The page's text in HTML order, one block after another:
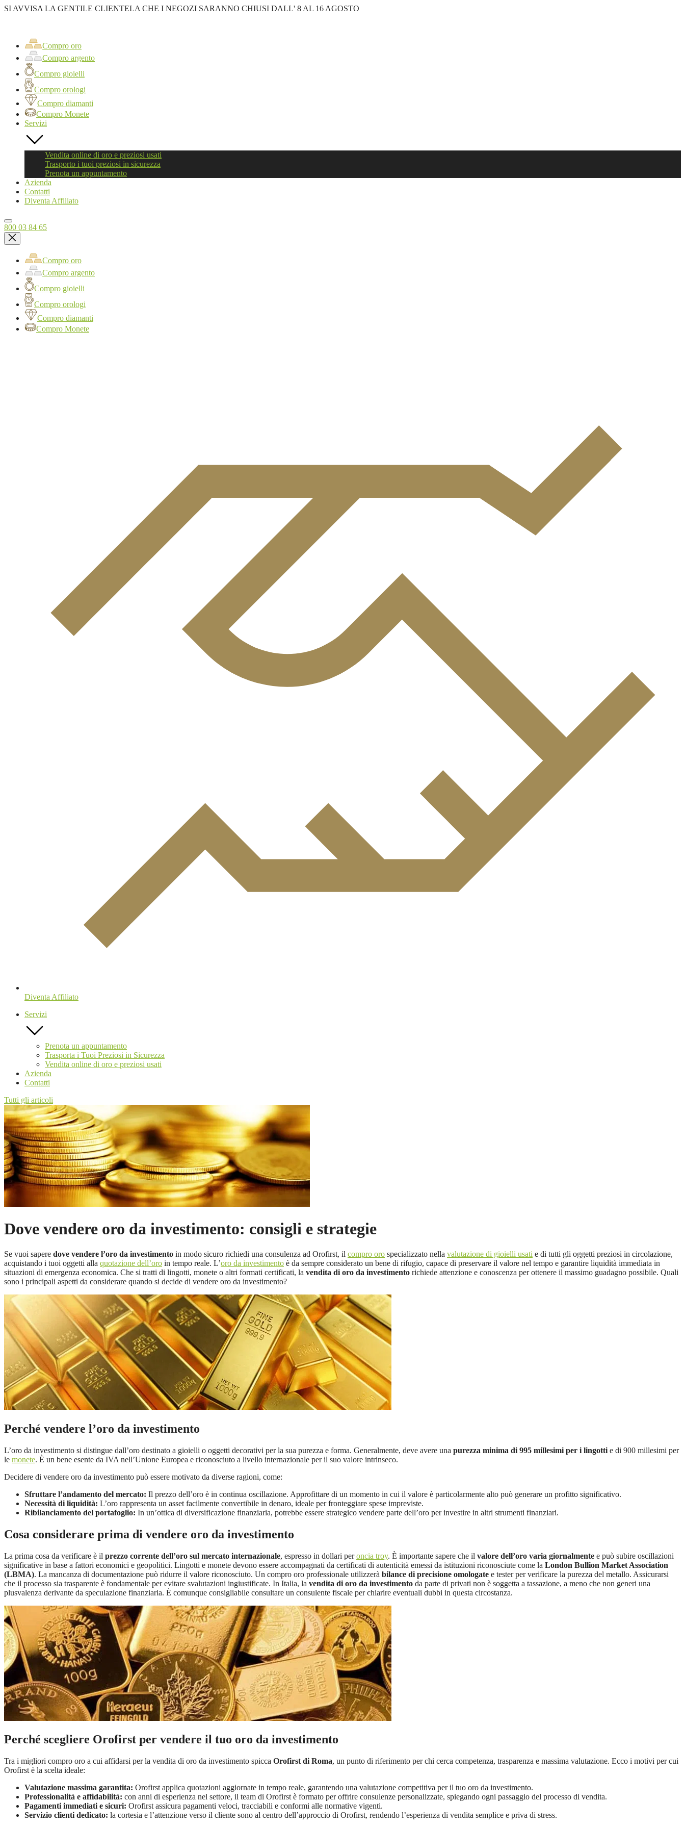
SI AVVISA LA GENTILE CLIENTELA CHE I NEGOZI SARANNO CHIUSI DALL' 8 AL 16 AGOSTO
Compro oro
Compro argento
Compro gioielli
Compro orologi
Compro diamanti
Compro Monete
Servizi
Vendita online di oro e preziosi usati
Trasporto i tuoi preziosi in sicurezza
Prenota un appuntamento
Azienda
Contatti
Diventa Affiliato
800 03 84 65
Compro oro
Compro argento
Compro gioielli
Compro orologi
Compro diamanti
Compro Monete
Diventa Affiliato
Servizi
Prenota un appuntamento
Trasporta i Tuoi Preziosi in Sicurezza
Vendita online di oro e preziosi usati
Azienda
Contatti
Tutti gli articoli
Dove vendere oro da investimento: consigli e strategie
Se vuoi sapere dove vendere l’oro da investimento in modo sicuro richiedi una consulenza ad Orofirst, il compro oro specializzato nella valutazione di gioielli usati e di tutti gli oggetti preziosi in circolazione,
acquistando i tuoi oggetti alla quotazione dell’oro in tempo reale. L’oro da investimento è da sempre considerato un bene di rifugio, capace di preservare il valore nel tempo e garantire liquidità immediata in
situazioni di emergenza economica. Che si tratti di lingotti, monete o altri formati certificati, la vendita di oro da investimento richiede attenzione e conoscenza per ottenere il massimo guadagno possibile. Quali
sono i principali aspetti da considerare quando si decide di vendere oro da investimento?
Perché vendere l’oro da investimento
L’oro da investimento si distingue dall’oro destinato a gioielli o oggetti decorativi per la sua purezza e forma. Generalmente, deve avere una purezza minima di 995 millesimi per i lingotti e di 900 millesimi per
le monete. È un bene esente da IVA nell’Unione Europea e riconosciuto a livello internazionale per il suo valore intrinseco.
Decidere di vendere oro da investimento può essere motivato da diverse ragioni, come:
Sfruttare l’andamento del mercato: Il prezzo dell’oro è in continua oscillazione. Approfittare di un momento in cui il valore è particolarmente alto può generare un profitto significativo.
Necessità di liquidità: L’oro rappresenta un asset facilmente convertibile in denaro, ideale per fronteggiare spese impreviste.
Ribilanciamento del portafoglio: In un’ottica di diversificazione finanziaria, potrebbe essere strategico vendere parte dell’oro per investire in altri strumenti finanziari.
Cosa considerare prima di vendere oro da investimento
La prima cosa da verificare è il prezzo corrente dell’oro sul mercato internazionale, espresso in dollari peroncia troy. È importante sapere che il valore dell’oro varia giornalmente e può subire oscillazioni
significative in base a fattori economici e geopolitici. Lingotti e monete devono essere accompagnati da certificati di autenticità emessi da istituzioni riconosciute come la London Bullion Market Association
(LBMA). La mancanza di documentazione può ridurre il valore riconosciuto. Un compro oro professionale utilizzerà bilance di precisione omologate e tester per verificare la purezza del metallo. Assicurarsi
che il processo sia trasparente è fondamentale per evitare svalutazioni ingiustificate. In Italia, la vendita di oro da investimento da parte di privati non è soggetta a tassazione, a meno che non generi una
plusvalenza derivante da speculazione finanziaria. È comunque consigliabile consultare un consulente fiscale per chiarire eventuali dubbi in questa circostanza.
Perché scegliere Orofirst per vendere il tuo oro da investimento
Tra i migliori compro oro a cui affidarsi per la vendita di oro da investimento spicca Orofirst di Roma, un punto di riferimento per chi cerca competenza, trasparenza e massima valutazione. Ecco i motivi per cui
Orofirst è la scelta ideale:
Valutazione massima garantita: Orofirst applica quotazioni aggiornate in tempo reale, garantendo una valutazione competitiva per il tuo oro da investimento.
Professionalità e affidabilità: con anni di esperienza nel settore, il team di Orofirst è formato per offrire consulenze personalizzate, spiegando ogni passaggio del processo di vendita.
Pagamenti immediati e sicuri: Orofirst assicura pagamenti veloci, tracciabili e conformi alle normative vigenti.
Servizio clienti dedicato: la cortesia e l’attenzione verso il cliente sono al centro dell’approccio di Orofirst, rendendo l’esperienza di vendita semplice e priva di stress.